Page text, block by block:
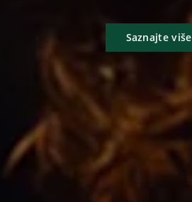
Saznajte više